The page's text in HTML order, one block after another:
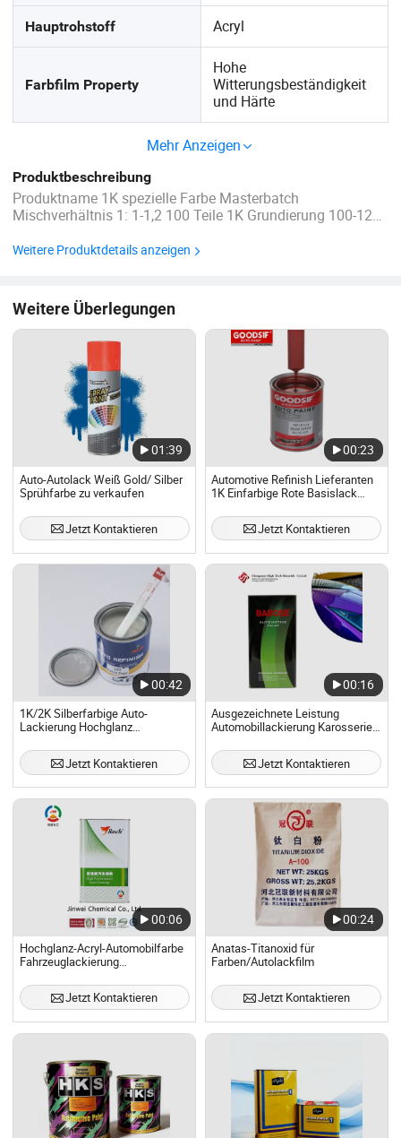
Hauptrohstoff Acryl
Farbfilm Property
Hohe
Witterungsbeständigkeit
und Härte
Mehr Anzeigen
Produktbeschreibung
Produktname 1K spezielle Farbe Masterbatch
Mischverhältnis 1: 1-1,2 100 Teile 1K Grundierung 100-120
min (20℃) Polnische Zeit:6-8 Stunden(20℃) Trocknen mit
Weitere Produktdetails anzeigen
Weitere Überlegungen
01:39
Auto-Autolack Weiß Gold/ Silber
Sprühfarbe zu verkaufen
Jetzt Kontaktieren
00:23
Automotive Refinish Lieferanten
1K Einfarbige Rote Basislack
Fahrzeugbeschichtungen
Jetzt Kontaktieren
00:42
1K/2K Silberfarbige Auto-
Lackierung Hochglanz
Decklack
Jetzt Kontaktieren
00:16
Ausgezeichnete Leistung
Automobillackierung Karosserie
Überholungsfarbe
Fahrzeugbeschichtung
in China
Jetzt Kontaktieren
00:06
Hochglanz-Acryl-Automobilfarbe
Fahrzeuglackierung
Jetzt Kontaktieren
00:24
Anatas-Titanoxid für
Farben/Autolackfilm
Jetzt Kontaktieren